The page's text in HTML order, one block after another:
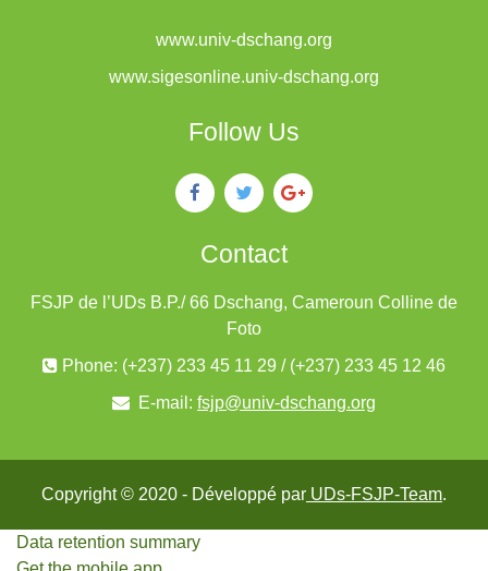
www.univ-dschang.org
www.sigesonline.univ-dschang.org
Follow Us
Contact
FSJP de l’UDs B.P./ 66 Dschang, Cameroun Colline de
Foto
Phone: (+237) 233 45 11 29 / (+237) 233 45 12 46
E-mail: fsjp@univ-dschang.org
Copyright © 2020 - Développé par UDs-FSJP-Team.
Data retention summary